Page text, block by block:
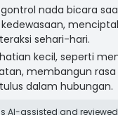
nada bicara
sehari-hari.
kecil, seperti
membangun
dalam hubungan.
AI-assisted and